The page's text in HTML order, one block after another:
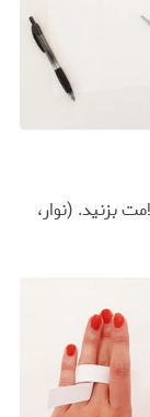
بزنید. (نوار،